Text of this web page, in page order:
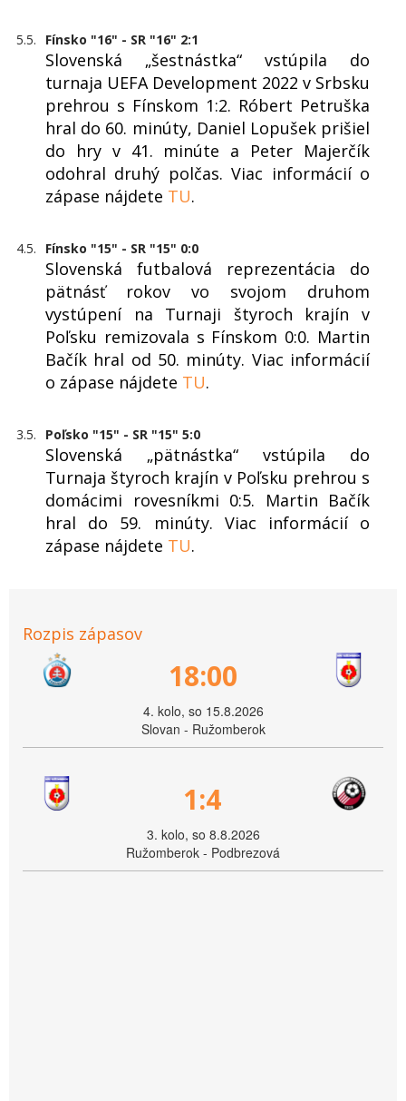
5.5. Fínsko "16" - SR "16" 2:1
Slovenská „šestnástka“ vstúpila do
turnaja UEFA Development 2022 v Srbsku
prehrou s Fínskom 1:2. Róbert Petruška
hral do 60. minúty, Daniel Lopušek prišiel
do hry v 41. minúte a Peter Majerčík
odohral druhý polčas. Viac informácií o
zápase nájdete TU.
4.5. Fínsko "15" - SR "15" 0:0
Slovenská futbalová reprezentácia do
pätnásť rokov vo svojom druhom
vystúpení na Turnaji štyroch krajín v
Poľsku remizovala s Fínskom 0:0. Martin
Bačík hral od 50. minúty. Viac informácií
o zápase nájdete TU.
3.5. Poľsko "15" - SR "15" 5:0
Slovenská „pätnástka“ vstúpila do
Turnaja štyroch krajín v Poľsku prehrou s
domácimi rovesníkmi 0:5. Martin Bačík
hral do 59. minúty. Viac informácií o
zápase nájdete TU.
Rozpis zápasov
18:00
4. kolo, so 15.8.2026
Slovan - Ružomberok
1:4
3. kolo, so 8.8.2026
Ružomberok - Podbrezová